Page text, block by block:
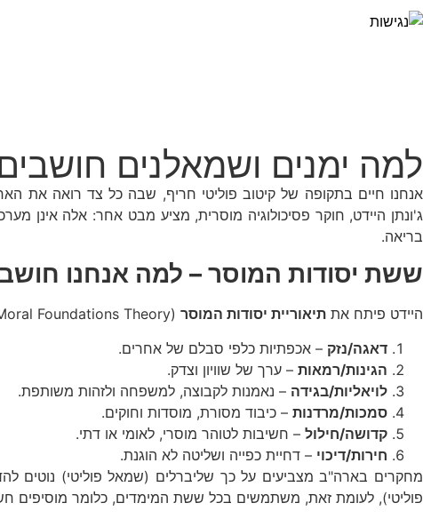
למה ימנים ושמאלנים
אנחנו חיים בתקופה של קיטוב פוליטי חריף, שבה כל צד רואה את
ג'ונתן היידט, חוקר פסיכולוגיה מוסרית, מציע מבט אחר: אלה אינן
בריאה.
ששת יסודות המוסר – למה אנחנו
היידט פיתח את תיאוריית יסודות המוסר (Moral Foundations Theory), שמסבירה כי מוסר אנושי לא מבוסס רק על עקרונות אוניברסליים כמו צדק וחמלה, אלא על שישה ממדים מוסריים עיקריים:
דאגה/נזק – אכפתיות כלפי סבלם של אחרים.
הגינות/רמאות – ערך של שוויון וצדק.
לויאליות/בגידה – נאמנות לקבוצה, למשפחה ולזהות משותפת.
סמכות/מרדנות – כיבוד מסורת, מוסדות וחוקים.
קדושה/חילול – חשיבות לטוהר מוסרי, לאומי או דתי.
חירות/דיכוי – דחיית כפייה ושליטה לא הוגנת.
מחקרים בארה"ב מצביעים על כך שליברלים (שמאל פוליטי) נוטים
פוליטי), לעומת זאת, משתמשים בכל ששת המימדים, כלומר מוסיפים